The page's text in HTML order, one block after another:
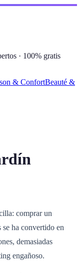
· 100% gratis
& ConfortBeauté &
comprar un
ha convertido en
demasiadas
engañoso.